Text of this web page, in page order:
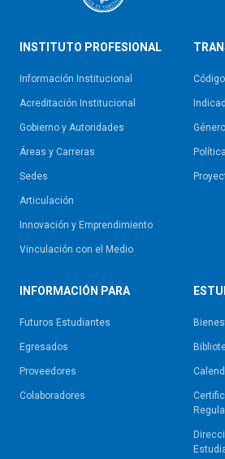
INSTITUTO PROFESIONAL
Información Institucional
Acreditación Institucional
Gobierno y Autoridades​
Áreas y Carreras
Sedes
Articulación
Innovación y Emprendimiento
Vinculación con el Medio
INFORMACIÓN PARA
Futuros Estudiantes
Egresados
Proveedores
Colaboradores